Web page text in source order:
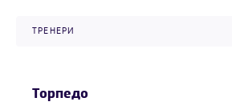
ТРЕНЕРИ
Торпедо